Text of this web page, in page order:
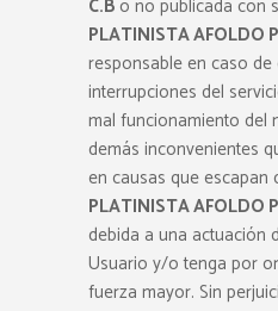
C.B o no publicada con
PLATINISTA AFOLDO
responsable en caso de
interrupciones del
mal funcionamiento del
demás inconvenientes
en causas que
PLATINISTA AFOLDO
debida a una actuación
Usuario y/o tenga por
fuerza mayor. Sin